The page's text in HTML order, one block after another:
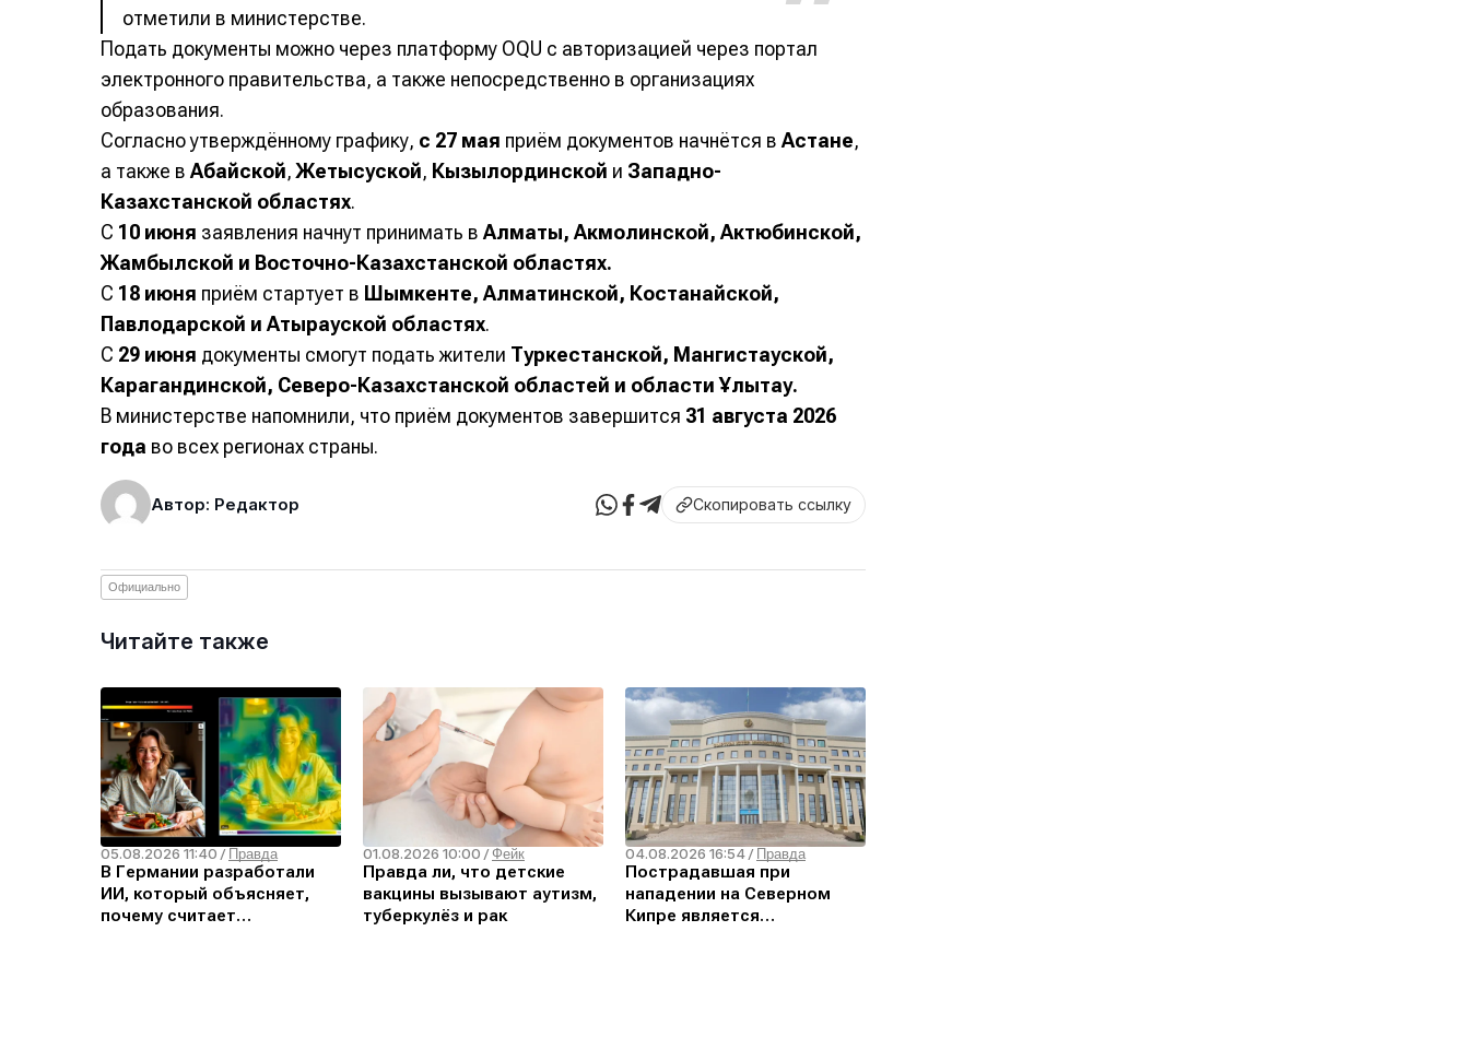
отметили в министерстве.
Подать документы можно через платформу OQU с авторизацией через портал
электронного правительства, а также непосредственно в организациях
образования.
Согласно утверждённому графику, с 27 мая приём документов начнётся в Астане,
а также в Абайской,Жетысуской, Кызылординской и Западно-
Казахстанской областях.
С 10 июня заявления начнут принимать в Алматы, Акмолинской, Актюбинской,
Жамбылской и Восточно-Казахстанской областях.
С 18 июня приём стартует в Шымкенте, Алматинской, Костанайской,
Павлодарской и Атырауской областях.
С 29 июня документы смогут подать жители Туркестанской, Мангистауской,
Карагандинской, Северо-Казахстанской областей и области Ұлытау.
В министерстве напомнили, что приём документов завершится 31 августа 2026
года во всех регионах страны.
Автор: Редактор Скопировать ссылку
Официально
Читайте также
05.08.2026 11:40 / Правда
В Германии разработали
ИИ, который объясняет,
почему считает
01.08.2026 10:00 /Фейк
Правда ли, что детские
вакцины вызывают аутизм,
туберкулёз и рак
04.08.2026 16:54 / Правда
Пострадавшая при
нападении на Северном
Кипре является